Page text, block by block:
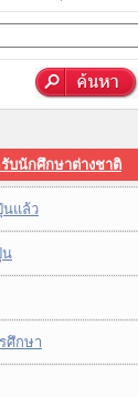
บนักศึกษาต่างชาติ
แล้ว
น
ศึกษา